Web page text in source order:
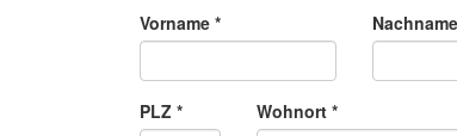
Vorname *
PLZ * Wohnort *